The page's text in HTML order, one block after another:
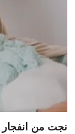
نجت من انفجار